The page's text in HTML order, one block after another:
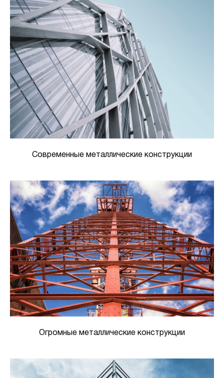
Современные металлические конструкции
Огромные металлические конструкции